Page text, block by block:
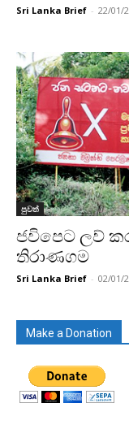
Sri Lanka Brief - 22/01/
පුවත්
ජවිපෙට ලව්
තිරාණගම
Sri Lanka Brief - 02/01/
Make a Donation